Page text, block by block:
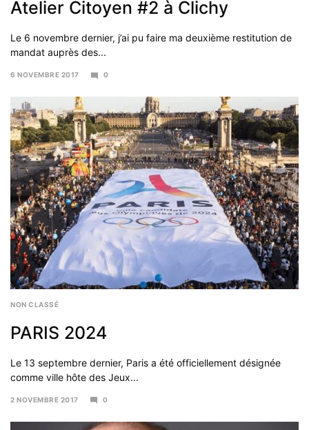
Atelier Citoyen #2 à Clichy
Le 6 novembre dernier, j’ai pu faire ma deuxième restitution de
mandat auprès des...
6 NOVEMBRE 2017
2017
0
NON CLASSÉ
PARIS 2024
Le 13 septembre dernier, Paris a été officiellement désignée
comme ville hôte des Jeux...
2 NOVEMBRE 2017
0